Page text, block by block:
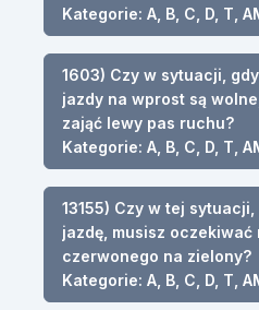
Kategorie: A, B, C, D, T,
1603) Czy w sytuacji,
jazdy na wprost są
zająć lewy pas ruchu?
Kategorie: A, B, C, D, T,
13155) Czy w tej
jazdę, musisz oczekiwać
czerwonego na zielony?
Kategorie: A, B, C, D, T,